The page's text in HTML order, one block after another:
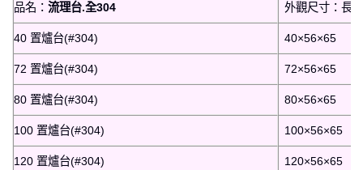
品名： 流理台.全304 外觀尺寸：長
40 置爐台(#304) 40×56×65
72 置爐台(#304) 72×56×65
80 置爐台(#304) 80×56×65
100 置爐台(#304) 100×56×65
120 置爐台(#304) 120×56×65